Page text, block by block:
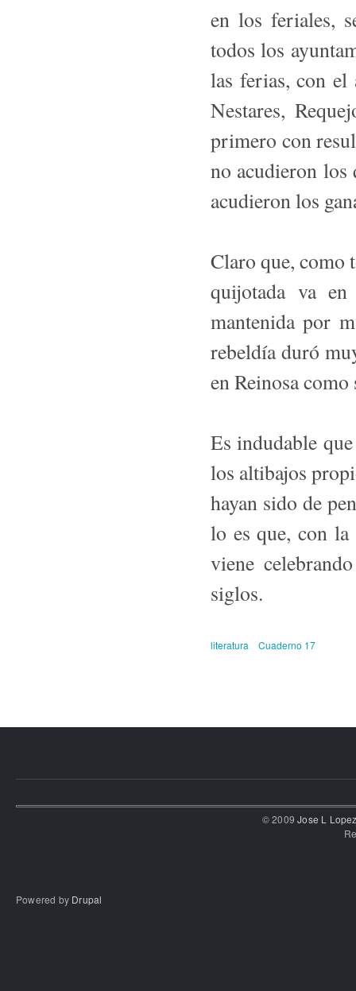
en los feriales,
todos los
las ferias, con el
Nestares,
primero con
no acudieron los
acudieron los
Claro que, como
quijotada va
mantenida por
rebeldía duró
en Reinosa
Es indudable
los altibajos
hayan sido de
lo es que, con la
viene
siglos.
literatura Cuaderno 17
© 2009Jose L
Powered by Drupal